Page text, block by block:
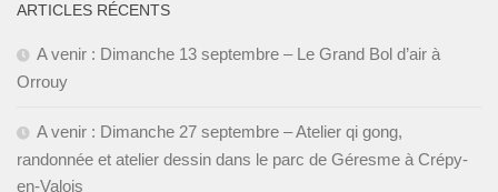
ARTICLES RÉCENTS
A venir : Dimanche 13 septembre – Le Grand Bol d’air à
Orrouy
A venir : Dimanche 27 septembre – Atelier qi gong,
randonnée et atelier dessin dans le parc de Géresme à Crépy-
en-Valois